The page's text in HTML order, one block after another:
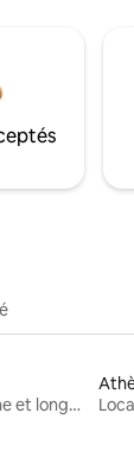
Locations moyenne et longue durée